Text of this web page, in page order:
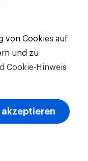
von Cookies auf
und zu
Cookie-Hinweis
akzeptieren